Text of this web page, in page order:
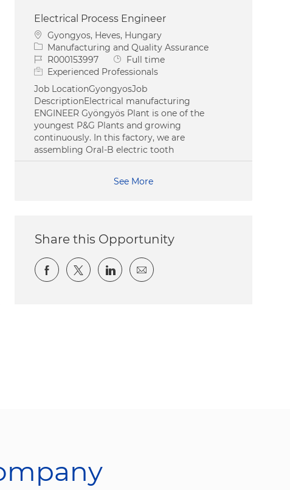
Electrical Process Engineer
Location
Gyongyos, Heves, Hungary
Category
Manufacturing and Quality Assurance
Job IdR000153997 Job Type
Full time
Experienced Professionals
Job LocationGyongyosJob
DescriptionElectrical manufacturing
ENGINEER Gyöngyös Plant is one of the
youngest P&G Plants and growing
continuously. In this factory, we are
assembling Oral-B electric tooth
See More
Share this Opportunity
Share via Facebook
Share via twitter
Share via LinkedIn
Share via email